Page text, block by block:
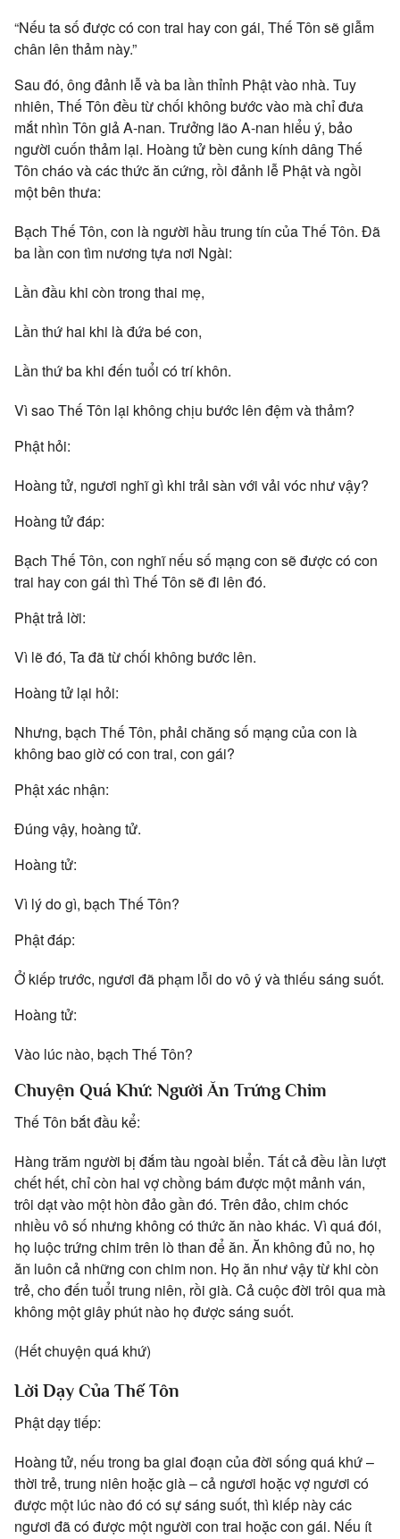
“Nếu ta số được có con trai hay con gái, Thế Tôn sẽ giẫm
chân lên thảm này.”
Sau đó, ông đảnh lễ và ba lần thỉnh Phật vào nhà. Tuy
nhiên, Thế Tôn đều từ chối không bước vào mà chỉ đưa
mắt nhìn Tôn giả A-nan. Trưởng lão A-nan hiểu ý, bảo
người cuốn thảm lại. Hoàng tử bèn cung kính dâng Thế
Tôn cháo và các thức ăn cứng, rồi đảnh lễ Phật và ngồi
một bên thưa:
Bạch Thế Tôn, con là người hầu trung tín của Thế Tôn. Đã
ba lần con tìm nương tựa nơi Ngài:
Lần đầu khi còn trong thai mẹ,
Lần thứ hai khi là đứa bé con,
Lần thứ ba khi đến tuổi có trí khôn.
Vì sao Thế Tôn lại không chịu bước lên đệm và thảm?
Phật hỏi:
Hoàng tử, ngươi nghĩ gì khi trải sàn với vải vóc như vậy?
Hoàng tử đáp:
Bạch Thế Tôn, con nghĩ nếu số mạng con sẽ được có con
trai hay con gái thì Thế Tôn sẽ đi lên đó.
Phật trả lời:
Vì lẽ đó, Ta đã từ chối không bước lên.
Hoàng tử lại hỏi:
Nhưng, bạch Thế Tôn, phải chăng số mạng của con là
không bao giờ có con trai, con gái?
Phật xác nhận:
Đúng vậy, hoàng tử.
Hoàng tử:
Vì lý do gì, bạch Thế Tôn?
Phật đáp:
Ở kiếp trước, ngươi đã phạm lỗi do vô ý và thiếu sáng suốt.
Hoàng tử:
Vào lúc nào, bạch Thế Tôn?
Chuyện Quá Khứ: Người Ăn Trứng Chim
Thế Tôn bắt đầu kể:
Hàng trăm người bị đắm tàu ngoài biển. Tất cả đều lần lượt
chết hết, chỉ còn hai vợ chồng bám được một mảnh ván,
trôi dạt vào một hòn đảo gần đó. Trên đảo, chim chóc
nhiều vô số nhưng không có thức ăn nào khác. Vì quá đói,
họ luộc trứng chim trên lò than để ăn. Ăn không đủ no, họ
ăn luôn cả những con chim non. Họ ăn như vậy từ khi còn
trẻ, cho đến tuổi trung niên, rồi già. Cả cuộc đời trôi qua mà
không một giây phút nào họ được sáng suốt.
(Hết chuyện quá khứ)
Lời Dạy Của Thế Tôn
Phật dạy tiếp:
Hoàng tử, nếu trong ba giai đoạn của đời sống quá khứ –
thời trẻ, trung niên hoặc già – cả ngươi hoặc vợ ngươi có
được một lúc nào đó có sự sáng suốt, thì kiếp này các
ngươi đã có được một người con trai hoặc con gái. Nếu ít